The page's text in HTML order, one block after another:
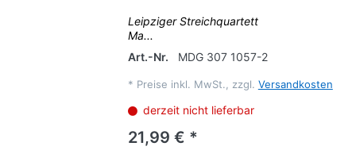
Leipziger Streichquartett
Ma...
Art.-Nr.
MDG 307 1057-2
* Preise inkl. MwSt., zzgl. Versandkosten
derzeit nicht lieferbar
21,99 € *